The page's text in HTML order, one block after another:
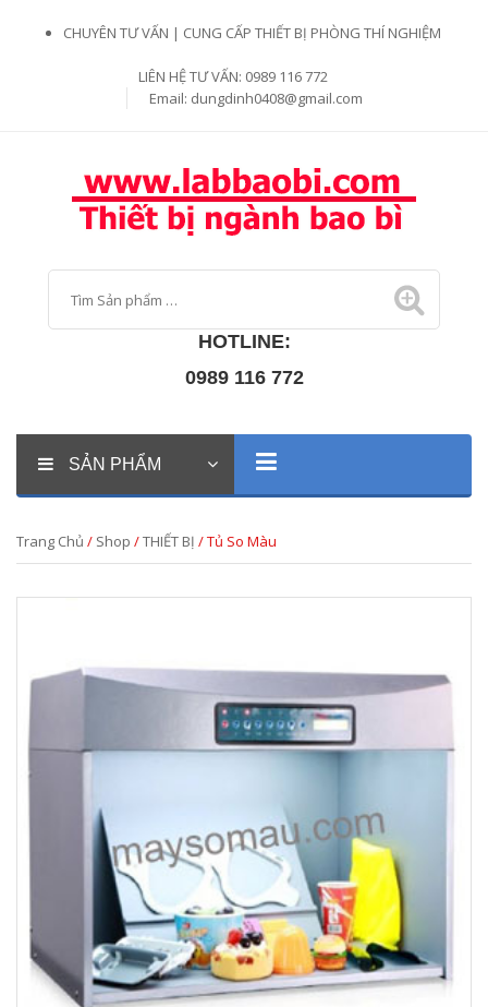
CHUYÊN TƯ VẤN | CUNG CẤP THIẾT BỊ PHÒNG THÍ NGHIỆM
LIÊN HỆ TƯ VẤN: 0989 116 772
Email: dungdinh0408@gmail.com
HOTLINE:
0989 116 772
SẢN PHẨM
Trang Chủ / Shop /THIẾT BỊ / Tủ So Màu